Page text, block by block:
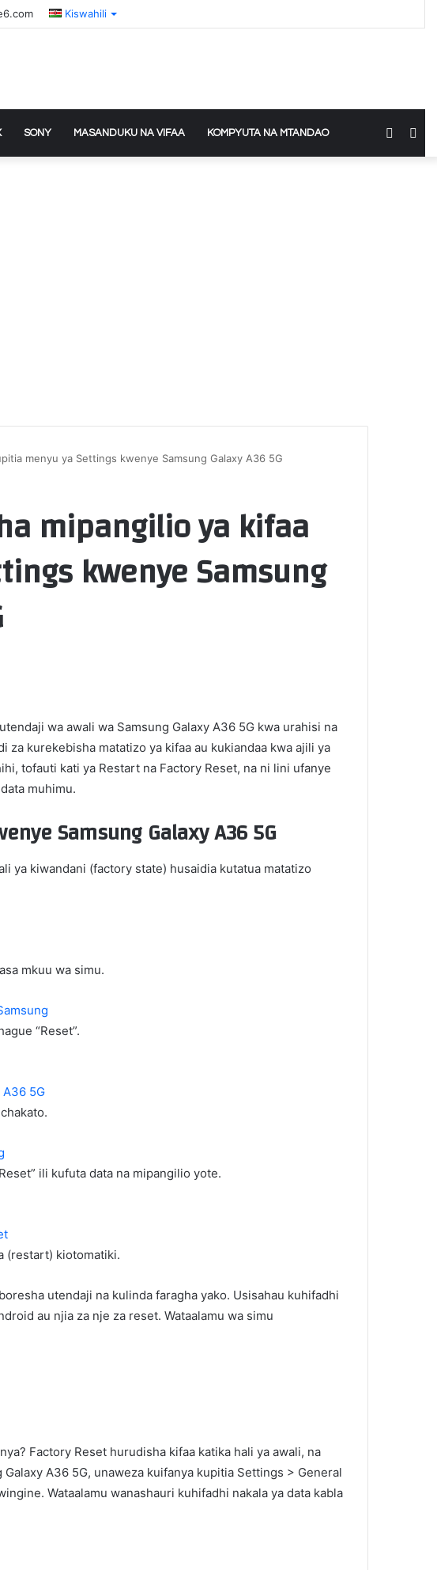
Kiswahili
SONY MASANDUKU NA VIFAA KOMPYUTA NA MTANDAO Switch
menyu ya Settings kwenye Samsung Galaxy A36 5G
mipangilio ya kifaa
kwenye Samsung
wa awali wa Samsung Galaxy A36 5G kwa urahisi na
kurekebisha matatizo ya kifaa au kukiandaa kwa ajili ya
tofauti kati ya Restart na Factory Reset, na ni lini ufanye
muhimu.
Samsung Galaxy A36 5G
ya kiwandani (factory state) husaidia kutatua matatizo
mkuu wa simu.
“Reset”.
ili kufuta data na mipangilio yote.
(restart) kiotomatiki.
utendaji na kulinda faragha yako. Usisahau kuhifadhi
au njia za nje za reset. Wataalamu wa simu
Factory Reset hurudisha kifaa katika hali ya awali, na
A36 5G, unaweza kuifanya kupitia Settings > General
Wataalamu wanashauri kuhifadhi nakala ya data kabla